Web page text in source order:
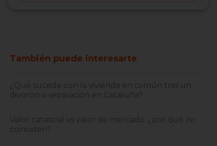
También puede interesarte
¿Qué sucede con la vivienda en común tras un
divorcio o separación en Cataluña?
Valor catastral vs valor de mercado: ¿por qué no
coinciden?